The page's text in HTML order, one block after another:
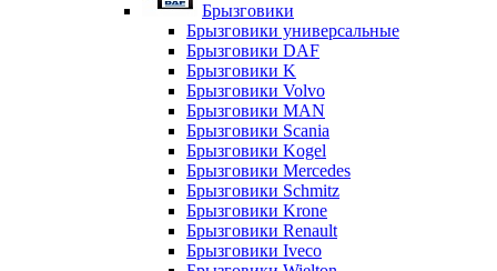
Брызговики
Брызговики универсальные
Брызговики DAF
Брызговики K
Брызговики Volvo
Брызговики MAN
Брызговики Scania
Брызговики Kogel
Брызговики Mercedes
Брызговики Schmitz
Брызговики Krone
Брызговики Renault
Брызговики Iveco